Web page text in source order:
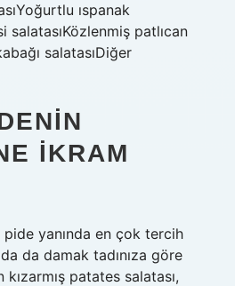
ıspanak
salatasıKözlenmiş patlıcan
salatasıDiğer
IKRAM
pide yanında en çok tercih
da damak tadınıza göre
patates salatası,